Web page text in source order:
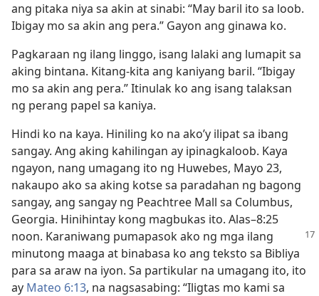
ang pitaka niya sa akin at sinabi: “May baril ito sa loob.
Ibigay mo sa akin ang pera.” Gayon ang ginawa ko.
Pagkaraan ng ilang linggo, isang lalaki ang lumapit sa
aking bintana. Kitang-kita ang kaniyang baril. “Ibigay
mo sa akin ang pera.” Itinulak ko ang isang talaksan
ng perang papel sa kaniya.
Hindi ko na kaya. Hiniling ko na ako’y ilipat sa ibang
sangay. Ang aking kahilingan ay ipinagkaloob. Kaya
ngayon, nang umagang ito ng Huwebes, Mayo 23,
nakaupo ako sa aking kotse sa paradahan ng bagong
sangay, ang sangay ng Peachtree Mall sa Columbus,
Georgia. Hinihintay kong magbukas ito. Alas–8:25
noon. Karaniwang pumapasokako ng mga ilang
minutong maaga at binabasa ko ang teksto sa Bibliya
para sa araw na iyon. Sa partikular na umagang ito, ito
ay Mateo 6:13, na nagsasabing: “Iligtas mo kami sa